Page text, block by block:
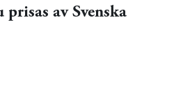
av Svenska